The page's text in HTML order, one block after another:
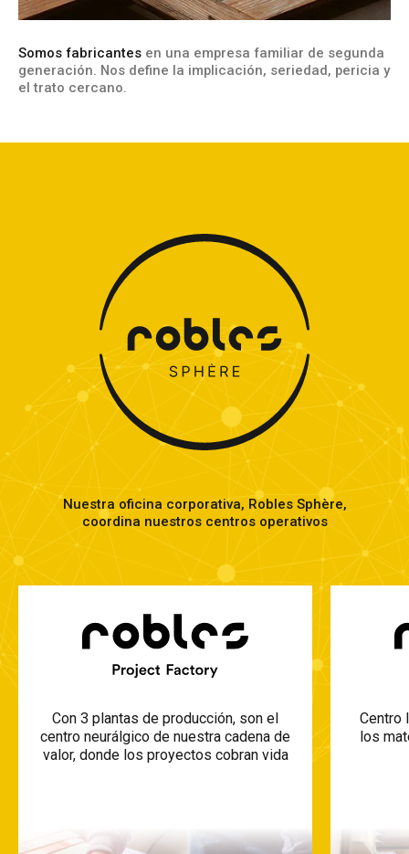
Somos fabricantes en una empresa familiar de segunda
generación. Nos define la implicación, seriedad, pericia y
el trato cercano.
Nuestra oficina corporativa, Robles Sphère,
coordina nuestros centros operativos
Con 3 plantas de producción, son el
centro neurálgico de nuestra cadena de
valor, donde los proyectos cobran vida
Centro
los